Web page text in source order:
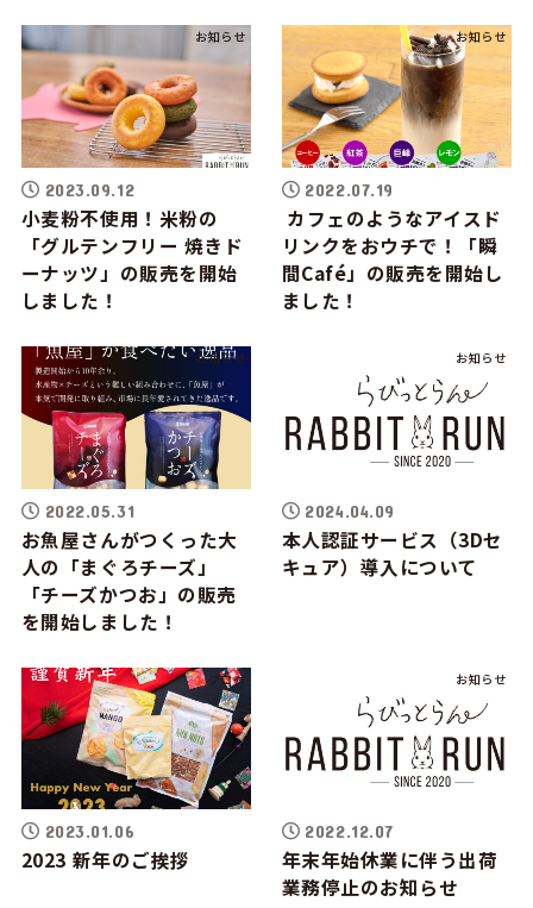
お知らせ
2023.09.12
小麦粉不使用！米粉の
「グルテンフリー 焼きド
ーナッツ」の販売を開始
しました！
お知らせ
2022.07.19
カフェのようなアイスド
リンクをおウチで！「瞬
間Café」の販売を開始し
ました！
お知らせ
2022.05.31
お魚屋さんがつくった大
人の「まぐろチーズ」
「チーズかつお」の販売
を開始しました！
お知らせ
2024.04.09
本人認証サービス（3Dセ
キュア）導入について
ブログ
2023.01.06
2023 新年のご挨拶
お知らせ
2022.12.07
年末年始休業に伴う出荷
業務停止のお知らせ